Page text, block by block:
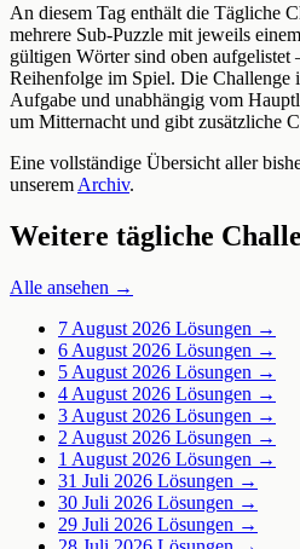
An diesem Tag enthält die Tägliche
mehrere Sub-Puzzle mit jeweils
gültigen Wörter sind oben
Reihenfolge im Spiel. Die Challenge
Aufgabe und unabhängig vom
um Mitternacht und gibt zusätzliche
Eine vollständige Übersicht aller
unserem Archiv.
Weitere tägliche
Alle ansehen →
7 August 2026 Lösungen →
6 August 2026 Lösungen →
5 August 2026 Lösungen →
4 August 2026 Lösungen →
3 August 2026 Lösungen →
2 August 2026 Lösungen →
1 August 2026 Lösungen →
31 Juli 2026 Lösungen →
30 Juli 2026 Lösungen →
29 Juli 2026 Lösungen →